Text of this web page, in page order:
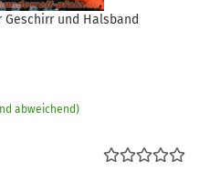
Geschirr und Halsband
abweichend)